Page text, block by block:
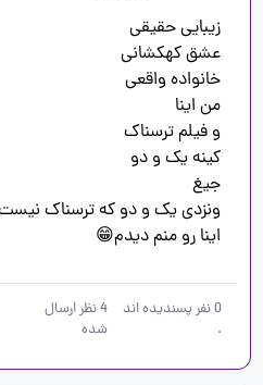
اینا رو منم دیدم😁
0نفر پسندیده اند
.
4نظر ارسال
شده